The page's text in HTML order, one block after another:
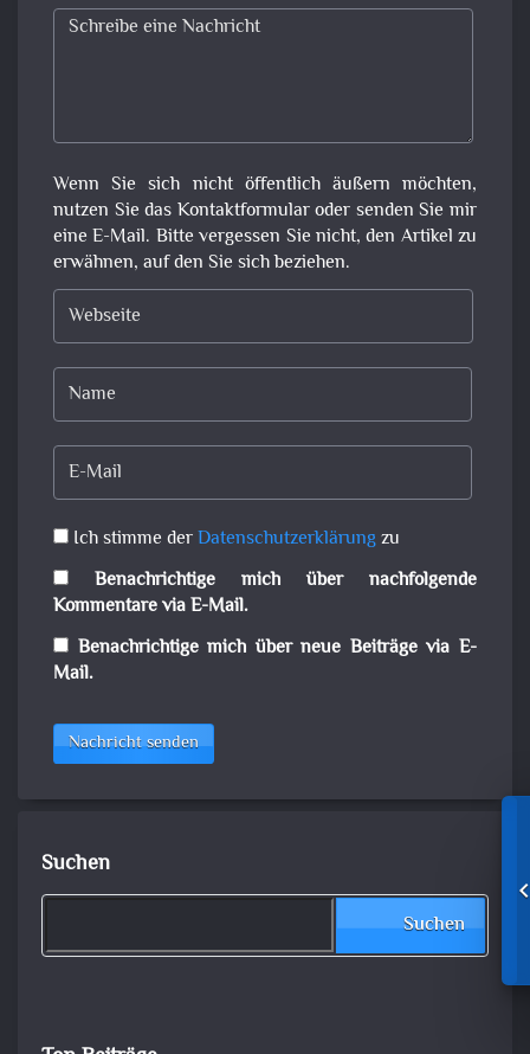
Wenn Sie sich nicht öffentlich äußern möchten,
nutzen Sie das Kontaktformular oder senden Sie mir
eine E-Mail. Bitte vergessen Sie nicht, den Artikel zu
erwähnen, auf den Sie sich beziehen.
Ich stimme derDatenschutzerklärungzu
Benachrichtige mich über nachfolgende
Kommentare via E-Mail.
Benachrichtige mich über neue Beiträge via E-
Mail.
Nachricht senden
Suchen
Suchen